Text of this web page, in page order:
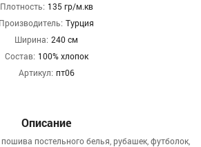
Плотность: 135 гр/м.кв
Производитель: Турция
Ширина: 240 см
Состав: 100% хлопок
Артикул: пт06
Описание
постельного белья, рубашек, футболок,